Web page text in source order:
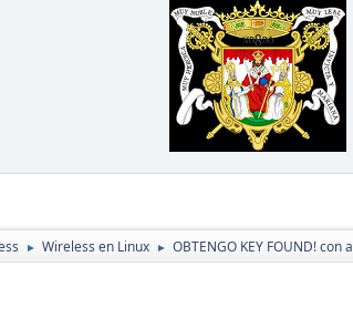
► Wireless en Linux ► OBTENGO KEY FOUND!